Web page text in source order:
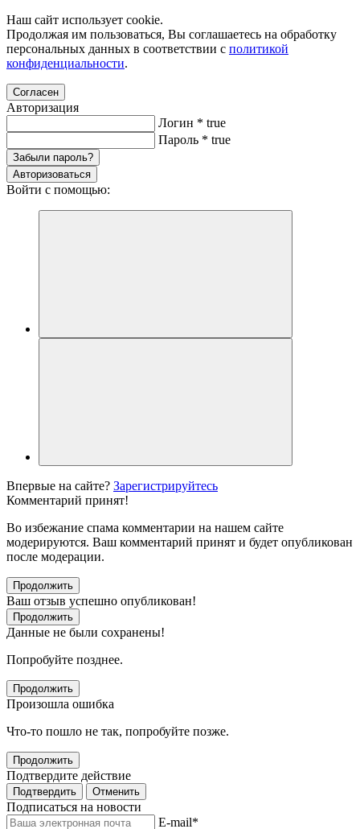
Наш сайт использует cookie.
Продолжая им пользоваться, Вы соглашаетесь на обработку
персональных данных в соответствии с политикой
конфиденциальности.
Согласен
Авторизация
Логин * true
Пароль * true
Забыли пароль?
Авторизоваться
Войти с помощью:
Впервые на сайте? Зарегистрируйтесь
Комментарий принят!
Во избежание спама комментарии на нашем сайте
модерируются. Ваш комментарий принят и будет опубликован
после модерации.
Продолжить
Ваш отзыв успешно опубликован!
Продолжить
Данные не были сохранены!
Попробуйте позднее.
Продолжить
Произошла ошибка
Что-то пошло не так, попробуйте позже.
Продолжить
Подтвердите действие
Подтвердить Отменить
Подписаться на новости
E-mail*